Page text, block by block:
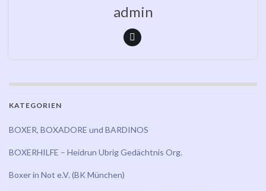
admin
KATEGORIEN
BOXER, BOXADORE und BARDINOS
BOXERHILFE – Heidrun Ubrig Gedächtnis Org.
Boxer in Not e.V. (BK München)